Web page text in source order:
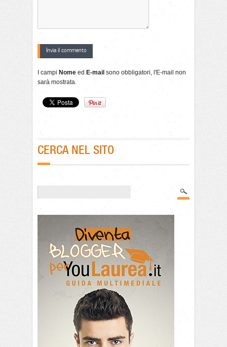
I campi Nome ed E-mail sono obbligatori, l'E-mail non
sarà mostrata.
CERCA NEL SITO